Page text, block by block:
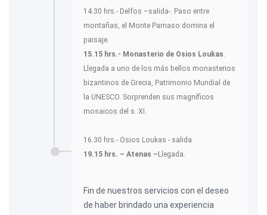
14.30 hrs.- Delfos –salida-. Paso entre
montañas, el Monte Parnaso domina el
paisaje.
15.15 hrs.- Monasterio de Osios Loukas
Llegada a uno de los más bellos monasterios
bizantinos de Grecia, Patrimonio Mundial de
la UNESCO. Sorprenden sus magníficos
mosaicos del s. XI.
16.30 hrs.- Osios Loukas - salida
19.15 hrs. – Atenas –Llegada.
Fin de nuestros servicios con el deseo
de haber brindado una experiencia